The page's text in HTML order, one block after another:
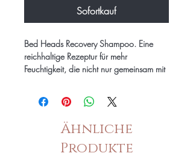
Sofortkauf
Bed Heads Recovery Shampoo. Eine
reichhaltige Rezeptur für mehr
Feuchtigkeit, die nicht nur gemeinsam mit
auch von ihnen verwendet wird. Das
Produkt liefert auch zuhause
Salonsonergebnisse und -erlebnisse.
Gib Feuchtigkeitsarmen, trockenen
Ähnliche
Produkte